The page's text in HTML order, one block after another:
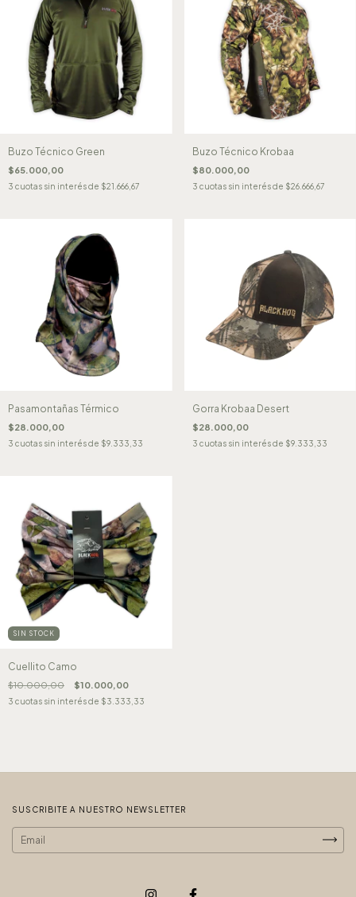
Buzo Técnico Green
$65.000,00
3 cuotas sin interés de $21.666,67
Buzo Técnico Krobaa
$80.000,00
3 cuotas sin interés de $26.666,67
Pasamontañas Térmico
$28.000,00
3 cuotas sin interés de $9.333,33
Gorra Krobaa Desert
$28.000,00
3 cuotas sin interés de $9.333,33
SIN STOCK
Cuellito Camo
$10.000,00 $10.000,00
3 cuotas sin interés de $3.333,33
SUSCRIBITE A NUESTRO NEWSLETTER